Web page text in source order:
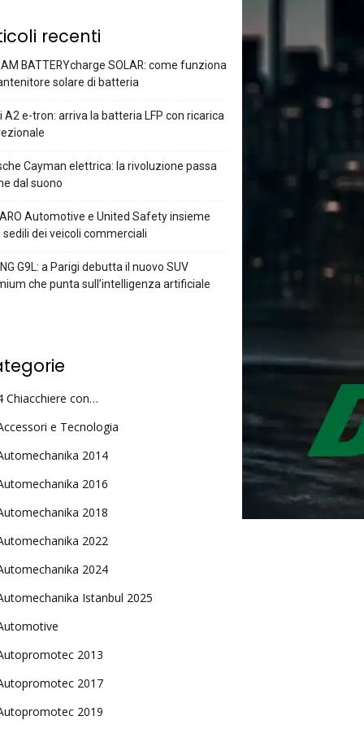
recenti
BATTERYcharge SOLAR: come funziona
solare di batteria
A2 e-tron: arriva la batteria LFP con ricarica
Cayman elettrica: la rivoluzione passa
dal suono
Automotive e United Safety insieme
sedili dei veicoli commerciali
G9L: a Parigi debutta il nuovo SUV
che punta sull’intelligenza artificiale
Chiacchiere con…
e Tecnologia
2014
2016
2018
2022
2024
Istanbul 2025
2013
2017
2019